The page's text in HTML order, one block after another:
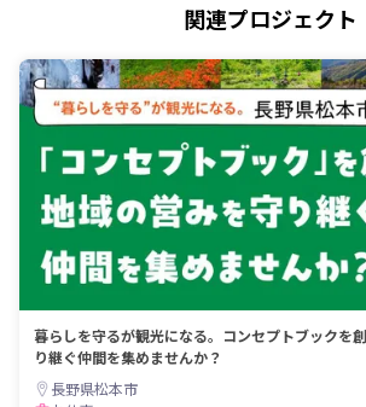
関連プロジェクト
暮らしを守るが観光になる。コンセプトブックを
り継ぐ仲間を集めませんか？
長野県松本市